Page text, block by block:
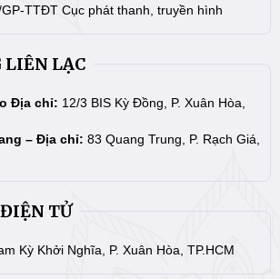
TTĐT Cục phát thanh, truyền hình
LIÊN LẠC
Địa chỉ: 12/3 BIS Kỳ Đồng, P. Xuân Hòa,
– Địa chỉ: 83 Quang Trung, P. Rạch Giá,
TỬ
Kỳ Khởi Nghĩa, P. Xuân Hòa, TP.HCM